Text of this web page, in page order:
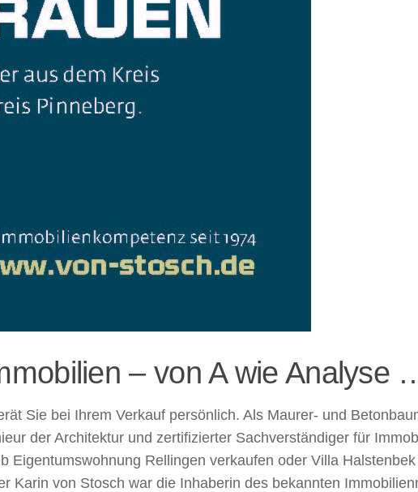
– von A wie Analyse
Sie bei Ihrem Verkauf persönlich. Als Maurer- und
der Architektur und zertifizierter Sachverständiger für
Eigentumswohnung Rellingen verkaufen oder Villa
Karin von Stosch war die Inhaberin des bekannten